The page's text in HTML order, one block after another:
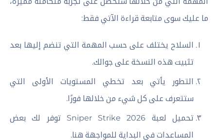
ما عليك سوى متابعة قراءة الآتي فقط:
السلاح يختلف على حسب المهمة التي تنضم إليها بعد
تثبيت هذه النسخة على جوالك.
التطور يأتي بعد تخطي المستويات الأولى التي
ستتعرف على كل شيء من خلالها فورًا.
تحميل لعبة Sniper Strike 2026 توفر لك بعض
المساعدات في البداية للمواجهة هنا.